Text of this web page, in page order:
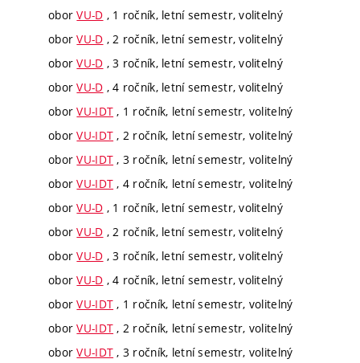
oborVU-D , 1 ročník, letní semestr, volitelný
oborVU-D , 2 ročník, letní semestr, volitelný
oborVU-D , 3 ročník, letní semestr, volitelný
oborVU-D , 4 ročník, letní semestr, volitelný
oborVU-IDT , 1 ročník, letní semestr, volitelný
oborVU-IDT , 2 ročník, letní semestr, volitelný
oborVU-IDT , 3 ročník, letní semestr, volitelný
oborVU-IDT , 4 ročník, letní semestr, volitelný
oborVU-D , 1 ročník, letní semestr, volitelný
oborVU-D , 2 ročník, letní semestr, volitelný
oborVU-D , 3 ročník, letní semestr, volitelný
oborVU-D , 4 ročník, letní semestr, volitelný
oborVU-IDT , 1 ročník, letní semestr, volitelný
oborVU-IDT , 2 ročník, letní semestr, volitelný
oborVU-IDT , 3 ročník, letní semestr, volitelný